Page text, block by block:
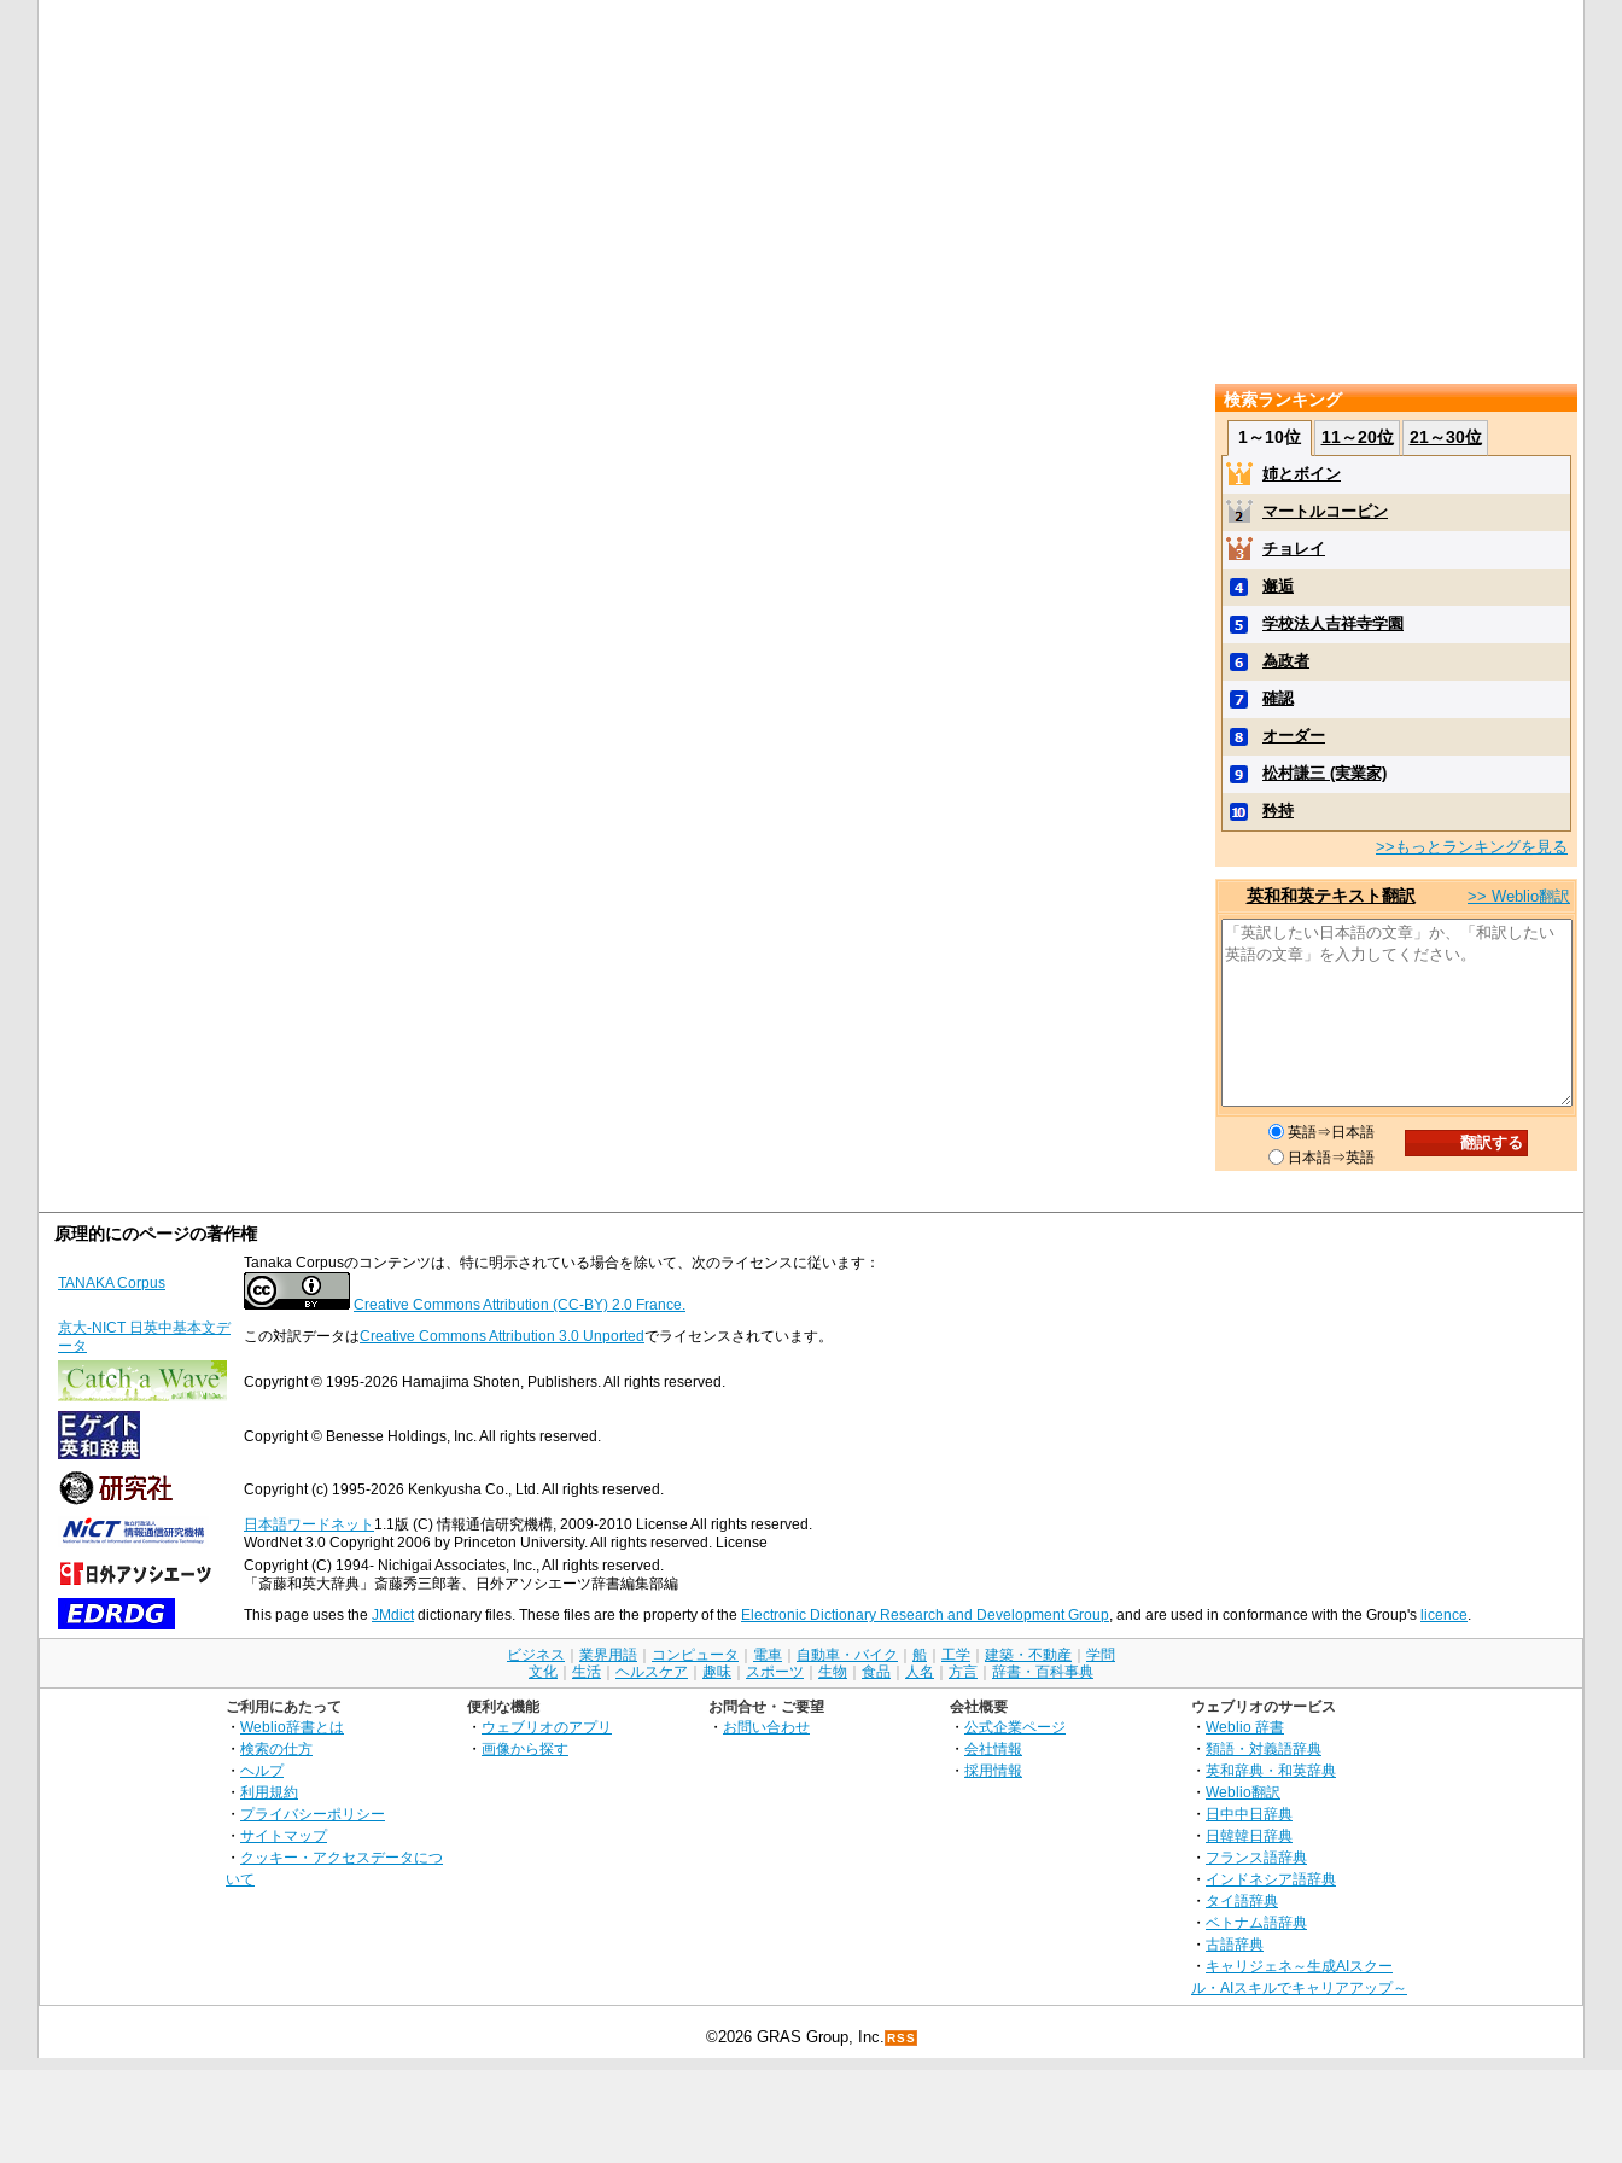
検索ランキング
1～10位
11～20位 21～30位
姉とボイン
マートルコービン
チョレイ
邂逅
学校法人吉祥寺学園
為政者
確認
オーダー
松村謙三 (実業家)
矜持
>>もっとランキングを見る
英和和英テキスト翻訳 >> Weblio翻訳
英語⇒日本語
日本語⇒英語
原理的にのページの著作権
TANAKA Corpus
Tanaka Corpusのコンテンツは、特に明示されている場合を除いて、次のライセンスに従います：
Creative Commons Attribution (CC-BY) 2.0 France.
京大-NICT 日英中基本文デ
ータ
この対訳データはCreative Commons Attribution 3.0 Unportedでライセンスされています。
Copyright © 1995-2026 Hamajima Shoten, Publishers. All rights reserved.
Copyright © Benesse Holdings, Inc. All rights reserved.
Copyright (c) 1995-2026 Kenkyusha Co., Ltd. All rights reserved.
日本語ワードネット 1.1版 (C) 情報通信研究機構, 2009-2010 License All rights reserved.
WordNet 3.0 Copyright 2006 by Princeton University. All rights reserved. License
Copyright (C) 1994- Nichigai Associates, Inc., All rights reserved.
「斎藤和英大辞典」斎藤秀三郎著、日外アソシエーツ辞書編集部編
This page uses the JMdictdictionary files. These files are the property of the Electronic Dictionary Research and Development Group , and are used in conformance with the Group's licence
ビジネス 業界用語 コンピュータ 電車 自動車・バイク 船 工学 建築・不動産
学問
文化
生活 ヘルスケア 趣味 スポーツ 生物 食品 人名 方言 辞書・百科事典
ご利用にあたって
・ Weblio辞書とは
・ 検索の仕方
・ ヘルプ
・ 利用規約
・ プライバシーポリシー
・ サイトマップ
・ クッキー・アクセスデータにつ
いて
便利な機能
・ ウェブリオのアプリ
・ 画像から探す
お問合せ・ご要望
・ お問い合わせ
会社概要
・ 公式企業ページ
・ 会社情報
・ 採用情報
ウェブリオのサービス
・ Weblio 辞書
・ 類語・対義語辞典
・ 英和辞典・和英辞典
・ Weblio翻訳
・ 日中中日辞典
・ 日韓韓日辞典
・ フランス語辞典
・ インドネシア語辞典
・ タイ語辞典
・ ベトナム語辞典
・ 古語辞典
・ キャリジェネ～生成AIスクー
ル・AIスキルでキャリアアップ～
©2026 GRAS Group, Inc. RSS